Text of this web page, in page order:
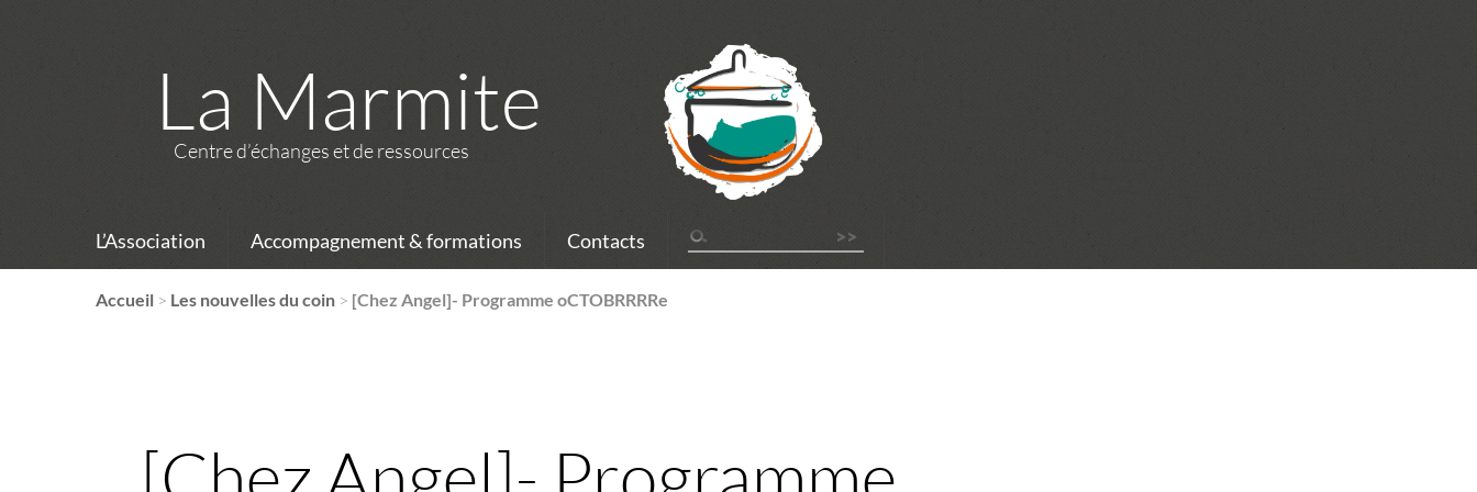
La Marmite
Centre d’échanges et de ressources
L’Association Accompagnement & formations Contacts
Accueil > Les nouvelles du coin > [Chez Angel]- Programme oCTOBRRRRe